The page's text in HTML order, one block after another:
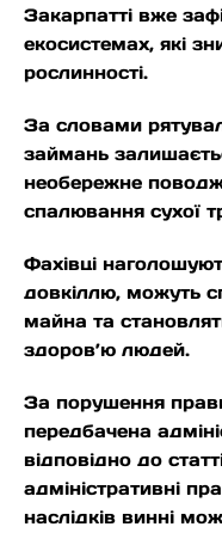
Закарпатті вже
екосистемах, які
рослинності.
За словами
займань
необережне
спалювання сухої
Фахівці
довкіллю, можуть
майна та
здоров’ю людей.
За порушення
передбачена
відповідно до
адміністративні
наслідків винні